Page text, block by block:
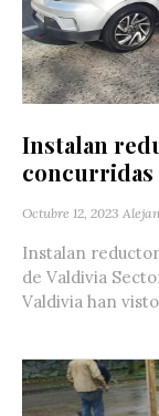
Instalan
concurridas
Octubre 12, 2023
Instalan
de Valdivia
Valdivia han